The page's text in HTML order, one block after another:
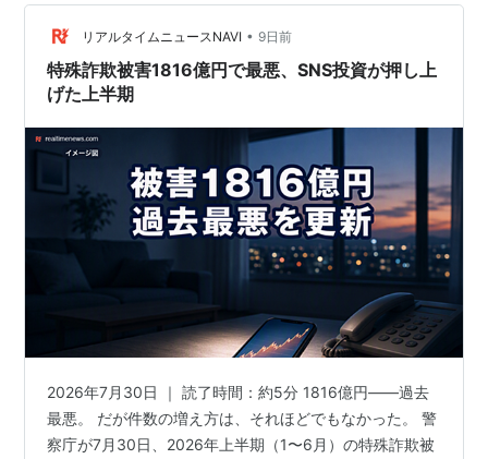
被害に遭っています。 特殊詐欺とは？ 特殊詐欺とは、犯
人が電話やSNS、メールなどを利用し、直接会うことな
く相手を信用させて、お金やキャッシュカード、暗号資
産（仮想通…
リアルタイムニュースNAVI • 9日前
特殊詐欺被害1816億円で最悪、SNS投資が押し上
げた上半期
2026年7月30日 ｜ 読了時間：約5分 1816億円――過去
最悪。 だが件数の増え方は、それほどでもなかった。 警
察庁が7月30日、2026年上半期（1〜6月）の特殊詐欺被